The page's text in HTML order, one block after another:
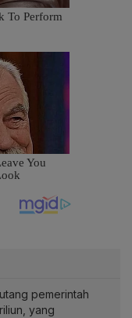
pemerintah
yang